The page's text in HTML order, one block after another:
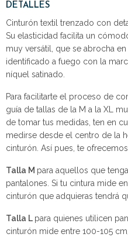
DETALLES
Cinturón textil trenzado con
Su elasticidad facilita un
muy versátil, que se abrocha
identificado a fuego con la
níquel satinado.
Para facilitarte el proceso de
guía de tallas de la M a la XL
de tomar tus medidas, ten en
medirse desde el centro de la
cinturón. Así pues, te
Talla M para aquellos que
pantalones. Si tu cintura mide
cinturón que adquieras tendrá
Talla L para quienes utilicen
cinturón mide entre 100-105